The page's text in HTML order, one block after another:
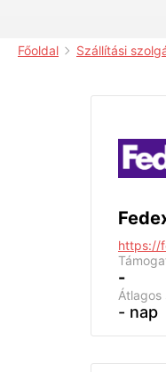
Főoldal Szállítási
https://
-
Átlagos
- nap